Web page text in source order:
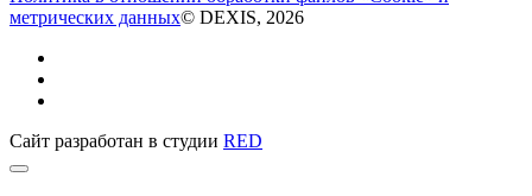
метрических данных© DEXIS, 2026
Сайт разработан в студии RED